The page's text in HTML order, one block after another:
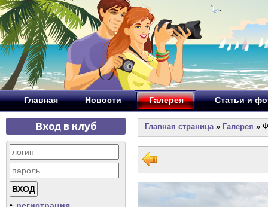
Главная Новости Галерея Статьи и
Вход в клуб Главная страница» Галерея »